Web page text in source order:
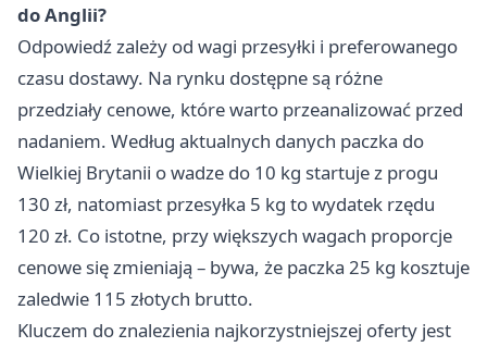
do Anglii?
Odpowiedź zależy od wagi przesyłki i preferowanego
czasu dostawy. Na rynku dostępne są różne
przedziały cenowe, które warto przeanalizować przed
nadaniem. Według aktualnych danych paczka do
Wielkiej Brytanii o wadze do 10 kg startuje z progu
130 zł, natomiast przesyłka 5 kg to wydatek rzędu
120 zł. Co istotne, przy większych wagach proporcje
cenowe się zmieniają – bywa, że paczka 25 kg kosztuje
zaledwie 115 złotych brutto.
Kluczem do znalezienia najkorzystniejszej oferty jest